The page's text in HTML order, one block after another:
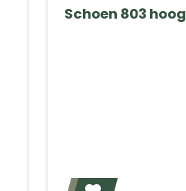
Schoen 803 hoog